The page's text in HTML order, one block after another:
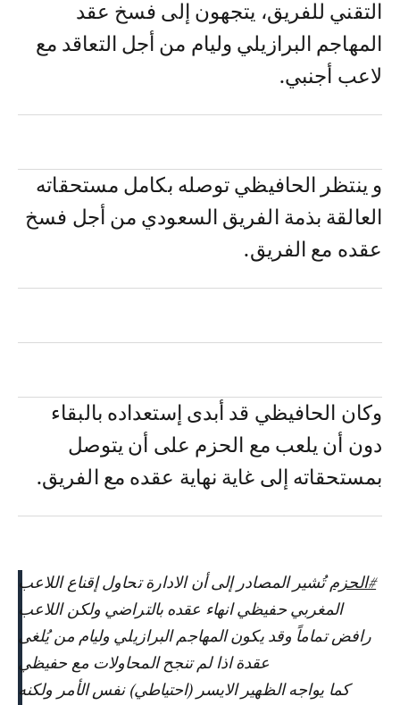
التقني للفريق، يتجهون إلى فسخ عقد
المهاجم البرازيلي وليام من أجل التعاقد مع
لاعب أجنبي.
و ينتظر الحافيظي توصله بكامل مستحقاته
العالقة بذمة الفريق السعودي من أجل فسخ
عقده مع الفريق.
وكان الحافيظي قد أبدى إستعداده بالبقاء
دون أن يلعب مع الحزم على أن يتوصل
بمستحقاته إلى غاية نهاية عقده مع الفريق.
#الحزمتُشير المصادر إلى أن الادارة تحاول إقناع اللاعب
المغربي حفيظي انهاء عقده بالتراضي ولكن اللاعب
رافض تماماً وقد يكون المهاجم البرازيلي وليام من يُلغى
عقدة اذا لم تنجح المحاولات مع حفيظي
كما يواجه الظهير الايسر (احتياطي) نفس الأمر ولكنه